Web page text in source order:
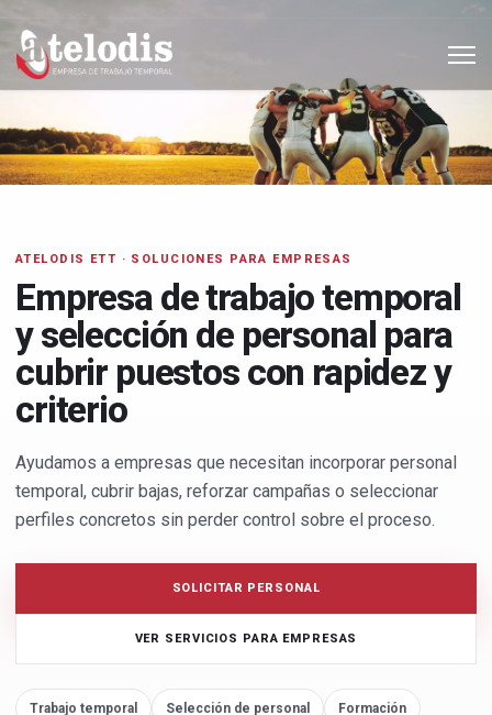
ATELODIS ETT · SOLUCIONES PARA EMPRESAS
Empresa de trabajo temporal
y selección de personal para
cubrir puestos con rapidez y
criterio
Ayudamos a empresas que necesitan incorporar personal
temporal, cubrir bajas, reforzar campañas o seleccionar
perfiles concretos sin perder control sobre el proceso.
SOLICITAR PERSONAL
VER SERVICIOS PARA EMPRESAS
Trabajo temporal Selección de personal Formación